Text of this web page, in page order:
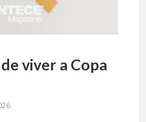
viver a Copa